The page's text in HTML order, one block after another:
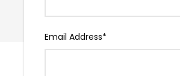
Email Address*